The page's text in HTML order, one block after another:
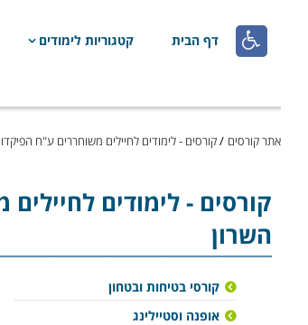
 דף הבית קטגוריות לימודים
אתר קורסים /קורסים - לימודים לחיילים משוחררים ע"ח
קורסים - לימודים
השרון
קורסי בטיחות ובטחון
אופנה וסטיילינג